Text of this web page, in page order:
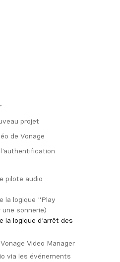
projet
de Vonage
pilote audio
la logique "Play
sonnerie)
la logique d'arrêt des
Video Manager
via les événements